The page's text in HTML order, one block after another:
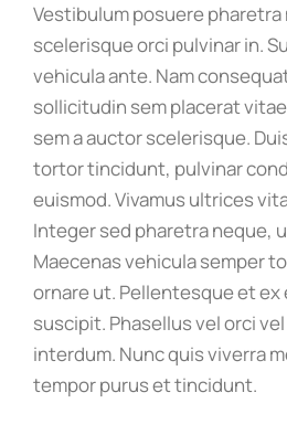
Vestibulum posuere pharetra
scelerisque orci pulvinar in.
vehicula ante. Nam
sollicitudin sem placerat
sem a auctor scelerisque.
tortor tincidunt, pulvinar
euismod. Vivamus ultrices
Integer sed pharetra neque,
Maecenas vehicula semper
ornare ut. Pellentesque et
suscipit. Phasellus vel orci
interdum. Nunc quis viverra
tempor purus et tincidunt.